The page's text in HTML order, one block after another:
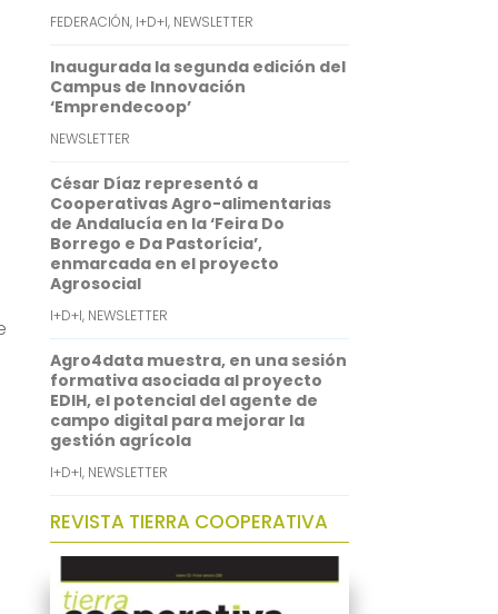
A
p
p
e
d
I
FEDERACIÓN, I+D+I, NEWSLETTER
Inaugurada la segunda edición del
Campus de Innovación
‘Emprendecoop’
NEWSLETTER
César Díaz representó a
Cooperativas Agro-alimentarias
de Andalucía en la ‘Feira Do
Borrego e Da Pastorícia’,
enmarcada en el proyecto
Agrosocial
I+D+I, NEWSLETTER
Agro4data muestra, en una sesión
formativa asociada al proyecto
EDIH, el potencial del agente de
campo digital para mejorar la
gestión agrícola
I+D+I, NEWSLETTER
REVISTA TIERRA COOPERATIVA